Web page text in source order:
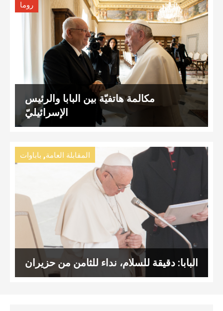
روما
مكالمة هاتفيّة بين البابا والرئيس
الإسرائيليّ
المقابلة العامة, باباوات
البابا: دقيقة للسلام، نداء للثامن من حزيران